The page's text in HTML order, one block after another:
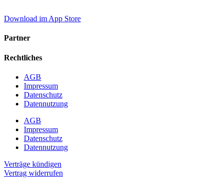
Download im App Store
Partner
Rechtliches
AGB
Impressum
Datenschutz
Datennutzung
AGB
Impressum
Datenschutz
Datennutzung
Verträge kündigen
Vertrag widerrufen